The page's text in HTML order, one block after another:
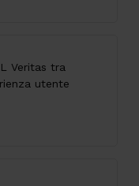
Veritas tra
utente